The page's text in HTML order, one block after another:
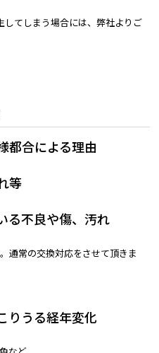
してしまう場合には、弊社よりご
都合による理由
等
る不良や傷、汚れ
通常の交換対応をさせて頂きま
りうる経年変化